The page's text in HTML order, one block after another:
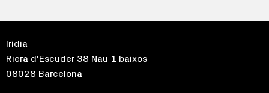
Irídia
Riera d'Escuder 38 Nau 1 baixos
08028 Barcelona